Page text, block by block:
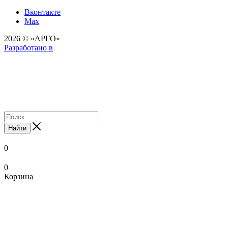
Вконтакте
Max
2026 © «АРГО»
Разработано в
Найти
0
0
Корзина